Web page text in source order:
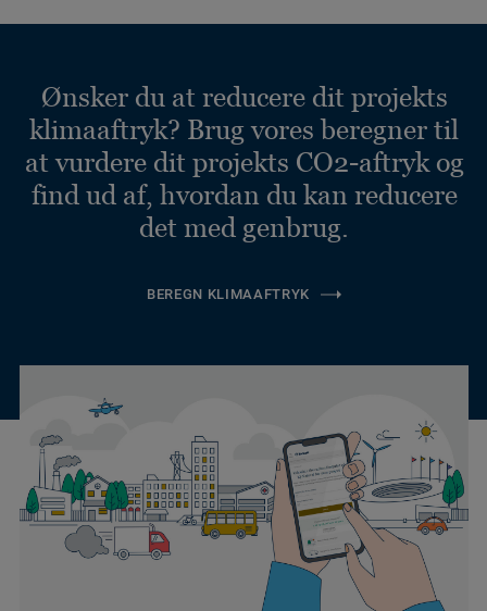
Ønsker du at reducere dit projekts
klimaaftryk? Brug vores beregner til
at vurdere dit projekts CO2-aftryk og
find ud af, hvordan du kan reducere
det med genbrug.
BEREGN KLIMAAFTRYK